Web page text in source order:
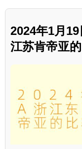
2024年1月
江苏肯帝亚